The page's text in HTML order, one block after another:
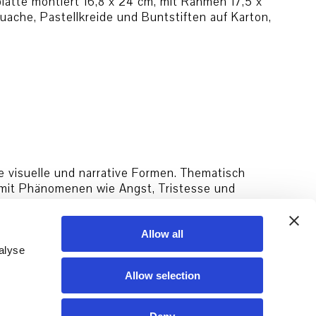
Allow all
Allow selection
Pastellkreide und Buntstiften auf Karton,
und narrative Formen. Thematisch
Phänomenen wie Angst, Tristesse und